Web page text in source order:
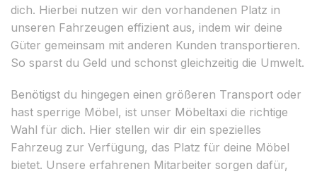
dich. Hierbei nutzen wir den vorhandenen Platz in
unseren Fahrzeugen effizient aus, indem wir deine
Güter gemeinsam mit anderen Kunden transportieren.
So sparst du Geld und schonst gleichzeitig die Umwelt.
Benötigst du hingegen einen größeren Transport oder
hast sperrige Möbel, ist unser Möbeltaxi die richtige
Wahl für dich. Hier stellen wir dir ein spezielles
Fahrzeug zur Verfügung, das Platz für deine Möbel
bietet. Unsere erfahrenen Mitarbeiter sorgen dafür,